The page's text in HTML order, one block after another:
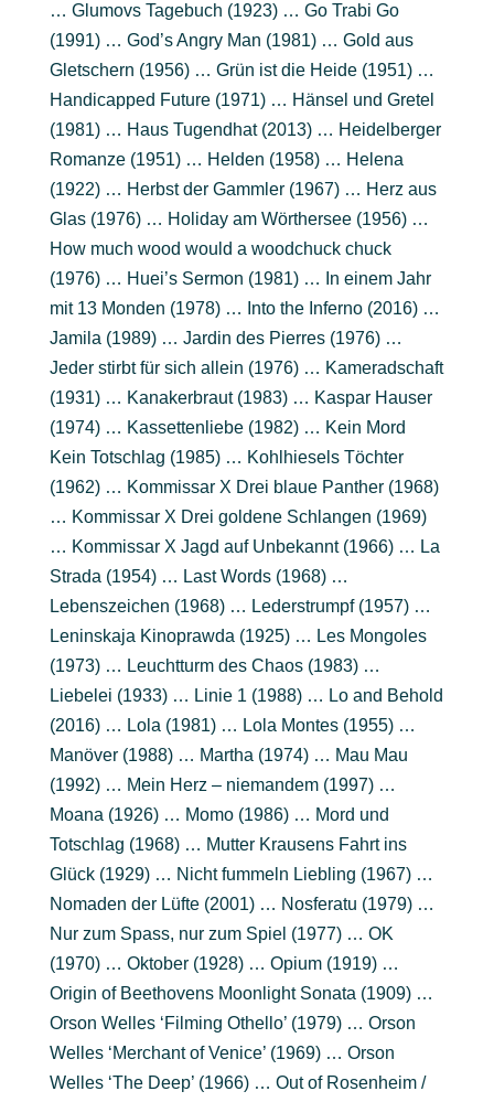
… Glumovs Tagebuch (1923) … Go Trabi Go
(1991) … God’s Angry Man (1981) … Gold aus
Gletschern (1956) … Grün ist die Heide (1951) …
Handicapped Future (1971) … Hänsel und Gretel
(1981) … Haus Tugendhat (2013) … Heidelberger
Romanze (1951) … Helden (1958) … Helena
(1922) … Herbst der Gammler (1967) … Herz aus
Glas (1976) … Holiday am Wörthersee (1956) …
How much wood would a woodchuck chuck
(1976) … Huei’s Sermon (1981) … In einem Jahr
mit 13 Monden (1978) … Into the Inferno (2016) …
Jamila (1989) … Jardin des Pierres (1976) …
Jeder stirbt für sich allein (1976) … Kameradschaft
(1931) … Kanakerbraut (1983) … Kaspar Hauser
(1974) … Kassettenliebe (1982) … Kein Mord
Kein Totschlag (1985) … Kohlhiesels Töchter
(1962) … Kommissar X Drei blaue Panther (1968)
… Kommissar X Drei goldene Schlangen (1969)
… Kommissar X Jagd auf Unbekannt (1966) … La
Strada (1954) … Last Words (1968) …
Lebenszeichen (1968) … Lederstrumpf (1957) …
Leninskaja Kinoprawda (1925) … Les Mongoles
(1973) … Leuchtturm des Chaos (1983) …
Liebelei (1933) … Linie 1 (1988) … Lo and Behold
(2016) … Lola (1981) … Lola Montes (1955) …
Manöver (1988) … Martha (1974) … Mau Mau
(1992) … Mein Herz – niemandem (1997) …
Moana (1926) … Momo (1986) … Mord und
Totschlag (1968) … Mutter Krausens Fahrt ins
Glück (1929) … Nicht fummeln Liebling (1967) …
Nomaden der Lüfte (2001) … Nosferatu (1979) …
Nur zum Spass, nur zum Spiel (1977) … OK
(1970) … Oktober (1928) … Opium (1919) …
Origin of Beethovens Moonlight Sonata (1909) …
Orson Welles ‘Filming Othello’ (1979) … Orson
Welles ‘Merchant of Venice’ (1969) … Orson
Welles ‘The Deep’ (1966) … Out of Rosenheim /